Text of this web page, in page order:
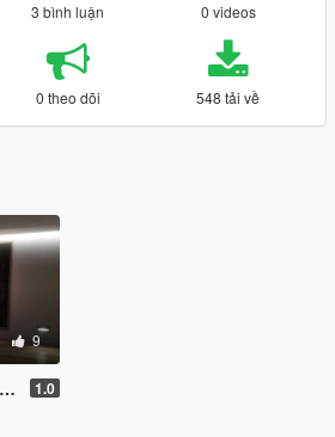
3 bình luận 0 videos
0 theo dõi 548 tải về
9
1.0